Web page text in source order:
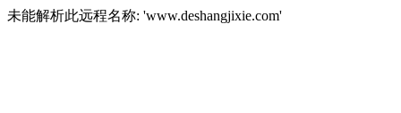
未能解析此远程名称: 'www.deshangjixie.com'